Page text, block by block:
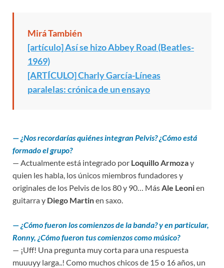
Mirá También
[artículo] Así se hizo Abbey Road (Beatles-
1969)
[ARTÍCULO] Charly García-Líneas
paralelas: crónica de un ensayo
—¿Nos recordarías quiénes integran Pelvis? ¿Cómo está
formado el grupo?
— Actualmente está integrado por Loquillo Armozay
quien les habla, los únicos miembros fundadores y
originales de los Pelvis de los 80 y 90… MásAle Leonien
guitarra y Diego Martinen saxo.
—¿Cómo fueron los comienzos de la banda? y en particular,
Ronny, ¿Cómo fueron tus comienzos como músico?
— ¡Uff! Una pregunta muy corta para una respuesta
muuuyy larga..! Como muchos chicos de 15 o 16 años, un